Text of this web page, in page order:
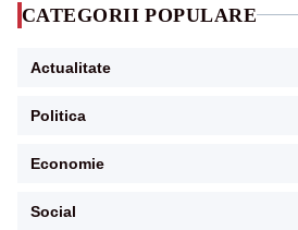
CATEGORII POPULARE
Actualitate
Politica
Economie
Social